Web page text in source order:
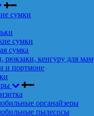
сумки
сумки
сумка
рюкзаки, кенгуру для мам
и портмоне
органайзеры
пылесосы